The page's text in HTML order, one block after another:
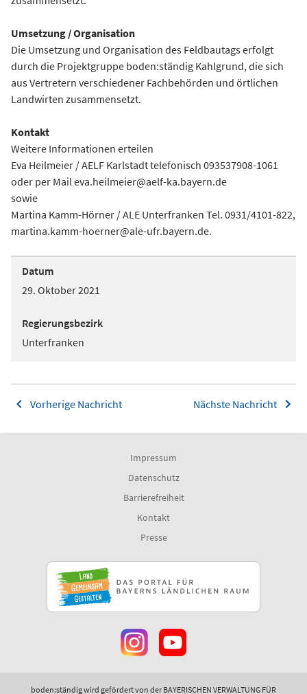
Umsetzung / Organisation
Die Umsetzung und Organisation des Feldbautags erfolgt
durch die Projektgruppe boden:ständig Kahlgrund, die sich
aus Vertretern verschiedener Fachbehörden und örtlichen
Landwirten zusammensetzt.
Kontakt
Weitere Informationen erteilen
Eva Heilmeier / AELF Karlstadt telefonisch 093537908-1061
oder per Mail eva.heilmeier@aelf-ka.bayern.de
sowie
Martina Kamm-Hörner / ALE Unterfranken Tel. 0931/4101-822,
martina.kamm-hoerner@ale-ufr.bayern.de.
Datum
29. Oktober 2021
Regierungsbezirk
Unterfranken
Vorherige Nachricht Nächste Nachricht
Impressum
Datenschutz
Barrierefreiheit
Kontakt
Presse
boden:ständig wird gefördert von der BAYERISCHEN VERWALTUNG FÜR